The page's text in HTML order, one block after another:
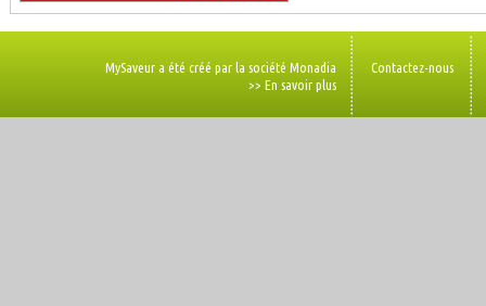
MySaveur a été créé par la société Monadia
>> En savoir plus
Contactez-nous